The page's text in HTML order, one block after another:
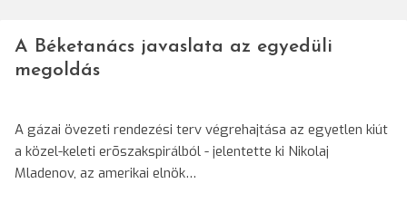
A Béketanács javaslata az egyedüli
megoldás
A gázai övezeti rendezési terv végrehajtása az egyetlen kiút
a közel-keleti erõszakspirálból - jelentette ki Nikolaj
Mladenov, az amerikai elnök…